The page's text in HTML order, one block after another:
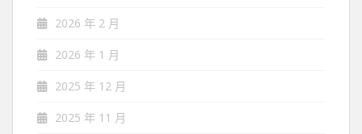
2026 年 2 月
2026 年 1 月
2025 年 12 月
2025 年 11 月